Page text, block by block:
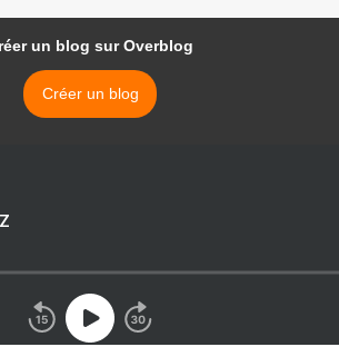
un blog sur Overblog
Créer un blog